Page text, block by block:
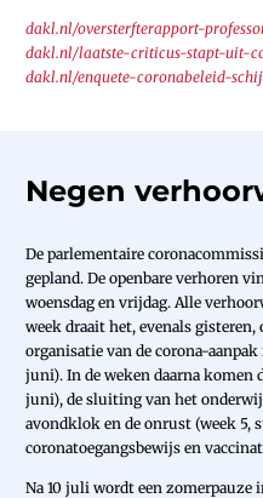
dakl.nl/oversterfterapport-
dakl.nl/laatste-criticus-stapt-uit-
dakl.nl/enquete-coronabeleid-
Negen
De parlementaire
gepland. De openbare verhoren
woensdag en vrijdag. Alle
week draait het, evenals gisteren,
organisatie van de corona-
juni). In de weken daarna komen
juni), de sluiting van het
avondklok en de onrust (week 5,
coronatoegangsbewijs en
Na 10 juli wordt een zomerpauze